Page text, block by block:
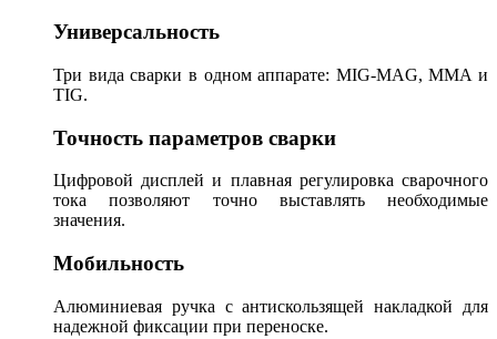
Универсальность
Три вида сварки в одном аппарате: MIG-MAG, MMA и
TIG.
Точность параметров сварки
Цифровой дисплей и плавная регулировка сварочного
тока позволяют точно выставлять необходимые
значения.
Мобильность
Алюминиевая ручка с антискользящей накладкой для
надежной фиксации при переноске.